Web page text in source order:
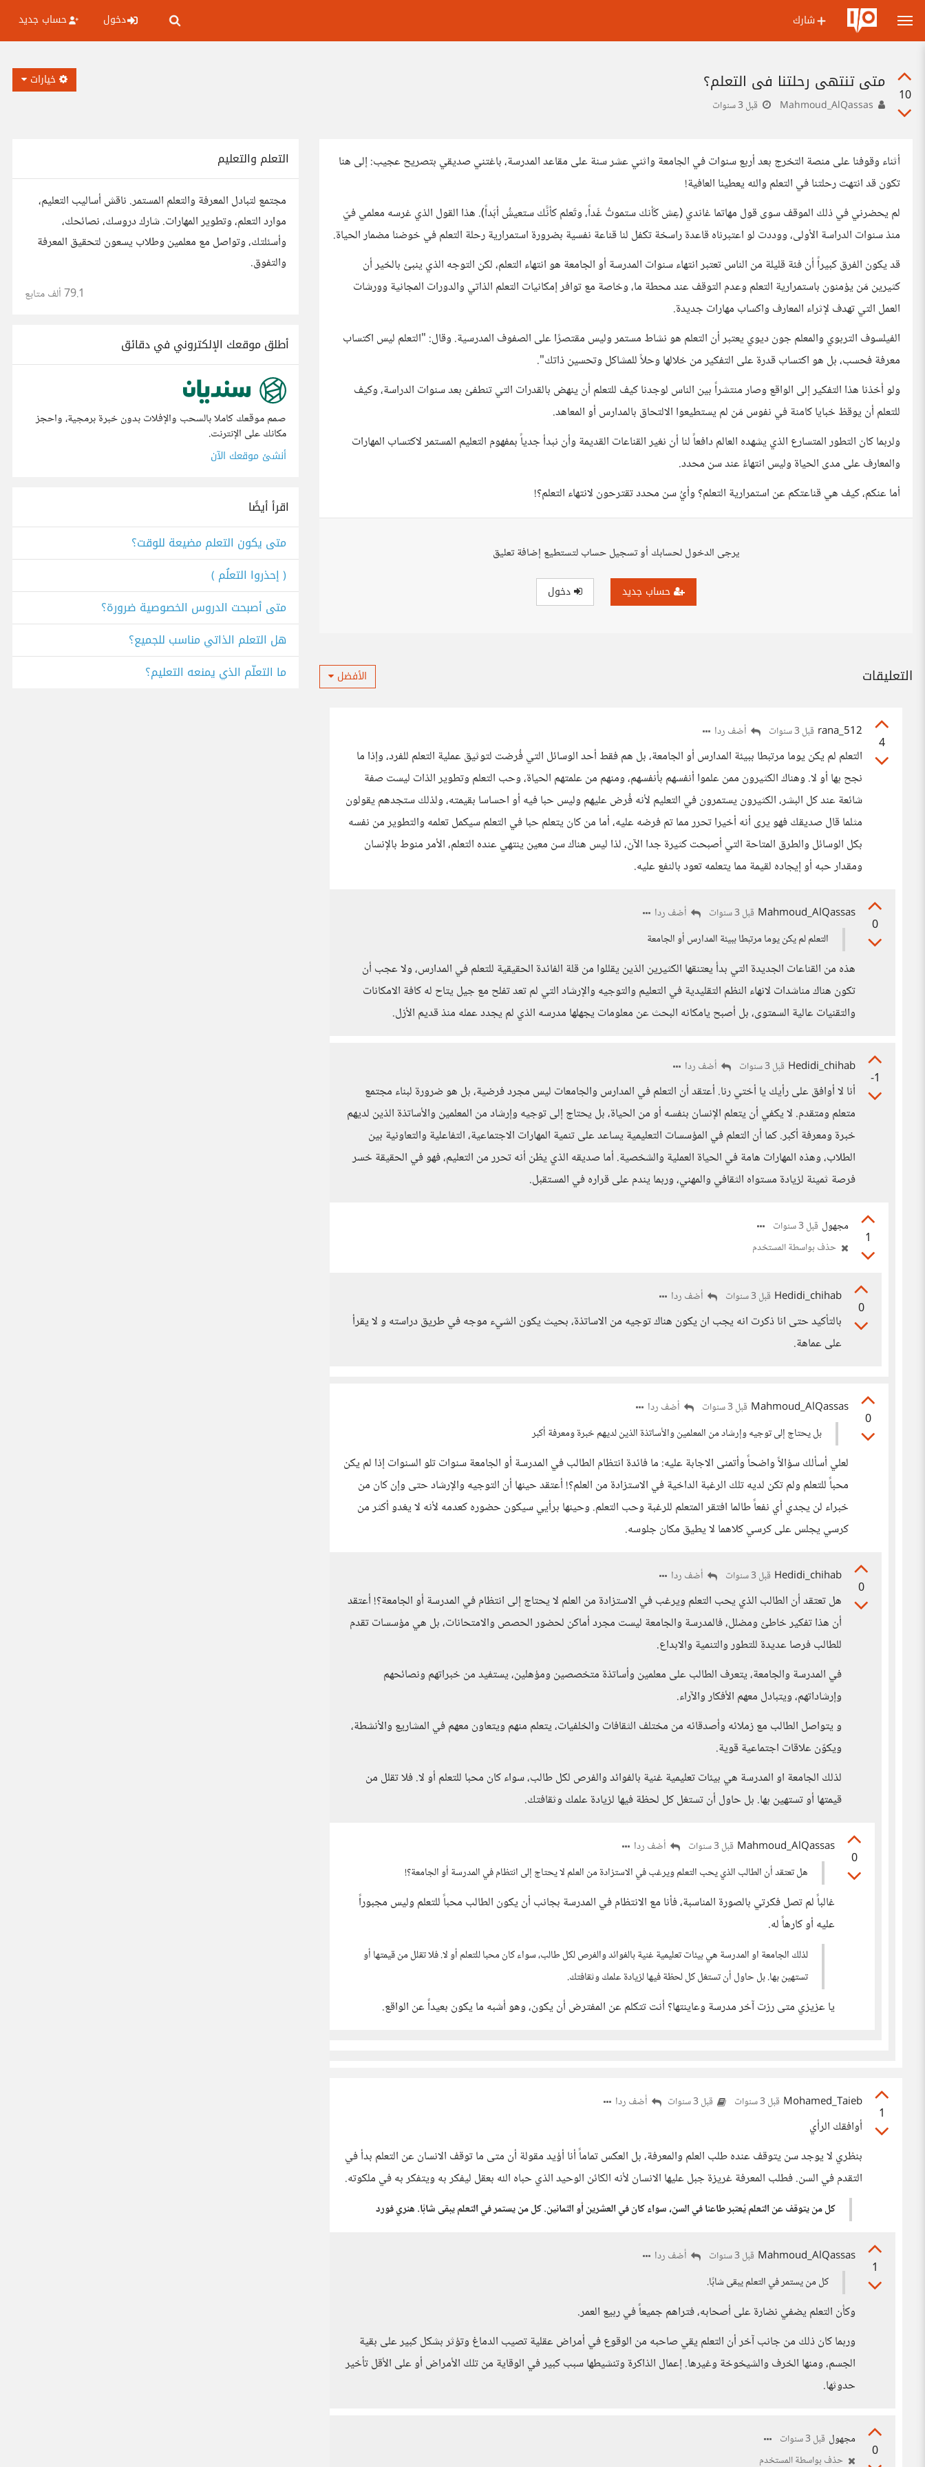
شارك دخول حساب جديد
10
متى تنتهي رحلتنا في التعلم؟
قبل 3 سنوات
خيارات
أثناء وقوفنا على منصة التخرج بعد أربع سنوات في الجامعة واثني عشر سنة على مقاعد المدرسة، باغتني صديقي بتصريح عجيب: إلى هنا
تكون قد انتهت رحلتنا في التعلم والله يعطينا العافية!
لم يحضرني في ذلك الموقف سوى قول مهاتما غاندي (عِش كَأنك ستموتُ غَداً، وتَعلم كأنَّك ستعيشُ أبَداً). هذا القول الذي غرسه معلمي فيّ
منذ سنوات الدراسة الأولى، ووددت لو اعتبرناه قاعدة راسخة تكفل لنا قناعة نفسية بضرورة استمرارية رحلة التعلم في خوضنا مضمار الحياة.
قد يكون الفرق كبيراً أن فئة قليلة من الناس تعتبر انتهاء سنوات المدرسة أو الجامعة هو انتهاء التعلم، لكن التوجه الذي ينبئ بالخير أن
كثيرين مَن يؤمنون باستمرارية التعلم وعدم التوقف عند محطة ما، وخاصة مع توافر إمكانيات التعلم الذاتي والدورات المجانية وورشات
العمل التي تهدف لإثراء المعارف واكساب مهارات جديدة.
الفيلسوف التربوي والمعلم جون ديوي يعتبر أن التعلم هو نشاط مستمر وليس مقتصرًا على الصفوف المدرسية. وقال: "التعلم ليس اكتساب
معرفة فحسب، بل هو اكتساب قدرة على التفكير من خلالها وحلاً للمشاكل وتحسين ذاتك".
ولو أخذنا هذا التفكير إلى الواقع وصار منتشراً بين الناس لوجدنا كيف للتعلم أن ينهض بالقدرات التي تنطفئ بعد سنوات الدراسة، وكيف
للتعلم أن يوقظ خبايا كامنة في نفوس مَن لم يستطيعوا الالتحاق بالمدارس أو المعاهد.
ولربما كان التطور المتسارع الذي يشهده العالم دافعاً لنا أن نغير القناعات القديمة وأن نبدأ جدياً بمفهوم التعليم المستمر لاكتساب المهارات
والمعارف على مدى الحياة وليس انتهاءً عند سن محدد.
أما عنكم، كيف هي قناعتكم عن استمرارية التعلم؟ وأيُ سن محدد تقترحون لانتهاء التعلم؟!
يرجى الدخول لحسابك أو تسجيل حساب لتستطيع إضافة تعليق
حساب جديد دخول
التعليقات الأفضل
4
rana_512 قبل 3 سنوات أضف ردا
التعلم لم يكن يوما مرتبطا ببيئة المدارس أو الجامعة، بل هم فقط أحد الوسائل التي فُرضت لتوثيق عملية التعلم للفرد، وإذا ما
نجح بها أو لا. وهناك الكثيرون ممن علموا أنفسهم بأنفسهم، ومنهم من علمتهم الحياة، وحب التعلم وتطوير الذات ليست صفة
شائعة عند كل البشر، الكثيرون يستمرون في التعليم لأنه فُرض عليهم وليس حبا فيه أو احساسا بقيمته، ولذلك ستجدهم يقولون
مثلما قال صديقك فهو يرى أنه أخيرا تحرر مما تم فرضه عليه، أما من كان يتعلم حبا في التعلم سيكمل تعلمه والتطوير من نفسه
بكل الوسائل والطرق المتاحة التي أصبحت كثيرة جدا الآن، لذا ليس هناك سن معين ينتهي عنده التعلم، الأمر منوط بالإنسان
ومقدار حبه أو إيجاده لقيمة مما يتعلمه تعود بالنفع عليه.
0
Mahmoud_AlQassas قبل 3 سنوات
أضف ردا
التعلم لم يكن يوما مرتبطا ببيئة المدارس أو الجامعة
هذه من القناعات الجديدة التي بدأ يعتنقها الكثيرين الذين يقللوا من قلة الفائدة الحقيقية للتعلم في المدارس، ولا عجب أن
تكون هناك مناشدات لانهاء النظم التقليدية في التعليم والتوجيه والإرشاد التي لم تعد تفلح مع جيل يتاح له كافة الامكانات
والتقنيات عالية السمتوى، بل أصبح يامكانه البحث عن معلومات يجهلها مدرسه الذي لم يجدد عمله منذ قديم الأزل.
-1
Hedidi_chihab قبل 3 سنوات أضف ردا
أنا لا أوافق على رأيك يا أختي رنا. أعتقد أن التعلم في المدارس والجامعات ليس مجرد فرضية، بل هو ضرورة لبناء مجتمع
متعلم ومتقدم. لا يكفي أن يتعلم الإنسان بنفسه أو من الحياة، بل يحتاج إلى توجيه وإرشاد من المعلمين والأساتذة الذين لديهم
خبرة ومعرفة أكبر. كما أن التعلم في المؤسسات التعليمية يساعد على تنمية المهارات الاجتماعية، التفاعلية والتعاونية بين
الطلاب، وهذه المهارات هامة في الحياة العملية والشخصية. أما صديقه الذي يظن أنه تحرر من التعليم، فهو في الحقيقة خسر
فرصة ثمينة لزيادة مستواه الثقافي والمهني، وربما يندم على قراره في المستقبل.
1
مجهول قبل 3 سنوات
حذف بواسطة المستخدم
0
Hedidi_chihab قبل 3 سنوات أضف ردا
بالتأكيد حتى انا ذكرت انه يجب ان يكون هناك توجيه من الاساتذة، بحيث يكون الشيء موجه في طريق دراسته و لا يقرأ
على عماهة.
0
Mahmoud_AlQassas قبل 3 سنوات
أضف ردا
بل يحتاج إلى توجيه وإرشاد من المعلمين والأساتذة الذين لديهم خبرة ومعرفة أكبر
لعلي أسألك سؤالاً واضحاً وأتمنى الاجابة عليه: ما فائدة انتظام الطالب في المدرسة أو الجامعة سنوات تلو السنوات إذا لم يكن
محباً للتعلم ولم تكن لديه تلك الرغبة الداخية في الاستزادة من العلم؟! أعتقد حينها أن التوجيه والإرشاد حتى وإن كان من
خبراء لن يجدي أي نفعاً طالما افتقر المتعلم للرغبة وحب التعلم. وحينها برأيي سيكون حضوره كعدمه لأنه لا يغدو أكثر من
كرسي يجلس على كرسي كلاهما لا يطيق مكان جلوسه.
0
Hedidi_chihab قبل 3 سنوات أضف ردا
هل تعتقد أن الطالب الذي يحب التعلم ويرغب في الاستزادة من العلم لا يحتاج إلى انتظام في المدرسة أو الجامعة؟! أعتقد
أن هذا تفكير خاطئ ومضلل، فالمدرسة والجامعة ليست مجرد أماكن لحضور الحصص والامتحانات، بل هي مؤسسات تقدم
للطالب فرصا عديدة للتطور والتنمية والابداع.
في المدرسة والجامعة، يتعرف الطالب على معلمين وأساتذة متخصصين ومؤهلين، يستفيد من خبراتهم ونصائحهم
وإرشاداتهم، ويتبادل معهم الأفكار والآراء.
و يتواصل الطالب مع زملائه وأصدقائه من مختلف الثقافات والخلفيات، يتعلم منهم ويتعاون معهم في المشاريع والأنشطة،
ويكوّن علاقات اجتماعية قوية.
لذلك الجامعة او المدرسة هي بيئات تعليمية غنية بالفوائد والفرص لكل طالب، سواء كان محبا للتعلم أو لا. فلا تقلل من
قيمتها أو تستهين بها. بل حاول أن تستغل كل لحظة فيها لزيادة علمك وثقافتك.
0
Mahmoud_AlQassas قبل 3 سنوات
أضف ردا
هل تعتقد أن الطالب الذي يحب التعلم ويرغب في الاستزادة من العلم لا يحتاج إلى انتظام في المدرسة أو الجامعة؟!
غالباً لم تصل فكرتي بالصورة المناسبة، فأنا مع الانتظام في المدرسة بجانب أن يكون الطالب محباً للتعلم وليس مجبوراً
عليه أو كارهاً له.
لذلك الجامعة او المدرسة هي بيئات تعليمية غنية بالفوائد والفرص لكل طالب، سواء كان محبا للتعلم أو لا. فلا تقلل من قيمتها أو
تستهين بها. بل حاول أن تستغل كل لحظة فيها لزيادة علمك وثقافتك.
يا عزيزي متى رزت آخر مدرسة وعاينتها؟ أنت تتكلم عن المفترض أن يكون، وهو أشبه ما يكون بعيداً عن الواقع.
1
Mohamed_Taieb قبل 3 سنوات قبل 3 سنوات أضف ردا
أوافقك الرأي
بنظري لا يوجد سن يتوقف عنده طلب العلم والمعرفة، بل العكس تماماً أنا أؤيد مقولة أن متى ما توقف الانسان عن التعلم بدأ في
التقدم في السن. فطلب المعرفة غريزة جبل عليها الانسان لأنه الكائن الوحيد الذي حباه الله بعقل ليفكر به ويتفكر به في ملكوته.
كل من يتوقف عن التعلم يُعتبر طاعنا في السن، سواء كان في العشرين أو الثمانين. كل من يستمر في التعلم يبقى شابًا. هنري فورد
1
Mahmoud_AlQassas قبل 3 سنوات
أضف ردا
كل من يستمر في التعلم يبقى شابًا.
وكأن التعلم يضفي نضارة على أصحابه، فتراهم جميعاً في ربيع العمر.
وربما كان ذلك من جانب آخر أن التعلم يقي صاحبه من الوقوع في أمراض عقلية تصيب الدماغ وتؤثر بشكل كبير على بقية
الجسم، ومنها الخرف والشيخوخة وغيرها. إعمال الذاكرة وتنشيطها سبب كبير في الوقاية من تلك الأمراض أو على الأقل تأخير
حدوثها.
0
مجهول قبل 3 سنوات
حذف بواسطة المستخدم
التعلم والتعليم
مجتمع لتبادل المعرفة والتعلم المستمر. ناقش أساليب التعليم،
موارد التعلم، وتطوير المهارات. شارك دروسك، نصائحك،
وأسئلتك، وتواصل مع معلمين وطلاب يسعون لتحقيق المعرفة
والتفوق.
79.1 ألف متابع
أطلق موقعك الإلكتروني في دقائق
صمم موقعك كاملا بالسحب والإفلات بدون خبرة برمجية، واحجز
مكانك على الإنترنت.
أنشئ موقعك الآن
اقرأ أيضًا
متى يكون التعلم مضيعة للوقت؟
( إحذروا التعلُم )
متى أصبحت الدروس الخصوصية ضرورة؟
هل التعلم الذاتي مناسب للجميع؟
ما التعلّم الذي يمنعه التعليم؟